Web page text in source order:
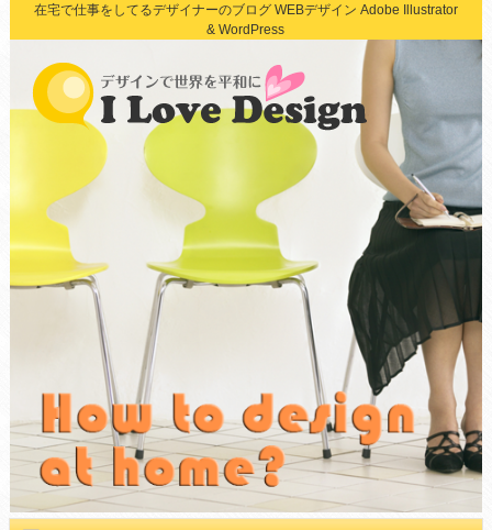
在宅で仕事をしてるデザイナーのブログ WEBデザイン Adobe Illustrator
& WordPress